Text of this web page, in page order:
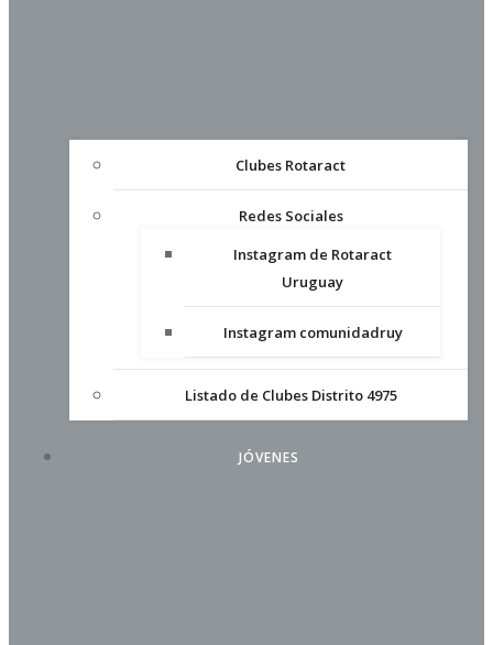
Clubes Rotaract
Redes Sociales
Instagram de Rotaract
Uruguay
Instagram comunidadruy
Listado de Clubes Distrito 4975
JÓVENES